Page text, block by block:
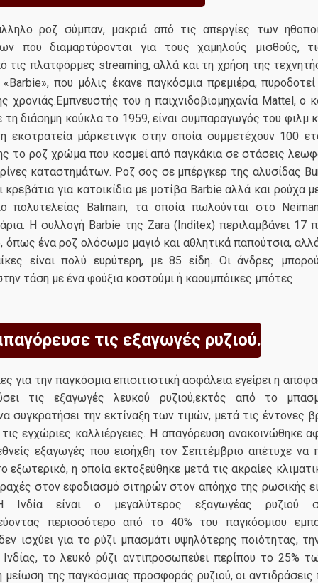
ροζ σύμπαν, μακριά από τις απεργίες των
που διαμαρτύρονται για τους χαμηλούς μισθούς,
τις πλατφόρμες streaming, αλλά και τη χρήση της
«Barbie», που μόλις έκανε παγκόσμια πρεμιέρα,
χρονιάς.Εμπνευστής του η παιχνιδοβιομηχανία Mattel, o
διάσημη κούκλα το 1959, είναι συμπαραγωγός του φιλμ
εκστρατεία μάρκετινγκ στην οποία συμμετέχουν 100
το ροζ χρώμα που κοσμεί από παγκάκια σε στάσεις
καταστημάτων. Ροζ σος σε μπέργκερ της αλυσίδας
κρεβάτια για κατοικίδια με μοτίβα Barbie αλλά και ρούχα
πολυτελείας Balmain, τα οποία πωλούνται στο
Η συλλογή Barbie της Zara (Inditex) περιλαμβάνει 17
όπως ένα ροζ ολόσωμο μαγιό και αθλητικά παπούτσια,
είναι πολύ ευρύτερη, με 85 είδη. Οι άνδρες
τάση με ένα φούξια κοστούμι ή καουμπόικες μπότες
τις εξαγωγές ρυζιού.
για την παγκόσμια επισιτιστική ασφάλεια εγείρει η
τις εξαγωγές λευκού ρυζιού,εκτός από το
συγκρατήσει την εκτίναξη των τιμών, μετά τις έντονες
εγχώριες καλλιέργειες. Η απαγόρευση ανακοινώθηκε
εξαγωγές που εισήχθη τον Σεπτέμβριο απέτυχε να
εξωτερικό, η οποία εκτοξεύθηκε μετά τις ακραίες
στον εφοδιασμό σιτηρών στον απόηχο της ρωσικής
Ινδία είναι ο μεγαλύτερος εξαγωγέας ρυζιού
περισσότερο από το 40% τoυ παγκόσμιου
ισχύει για το ρύζι μπασμάτι υψηλότερης ποιότητας,
Ινδίας, το λευκό ρύζι αντιπροσωπεύει περίπου το 25%
της παγκόσμιας προσφοράς ρυζιού, οι αντιδράσεις